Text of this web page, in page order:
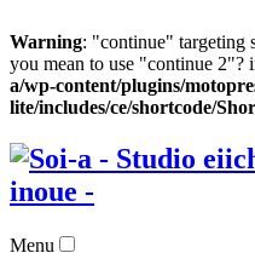
Warning: "continue" targeting
you mean to use "continue 2"?
a/wp-content/plugins/
lite/includes/ce/shortcode/
Menu